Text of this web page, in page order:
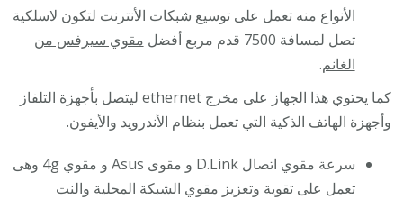
الأنواع منه تعمل على توسيع شبكات الأنترنت لتكون لاسلكية
تصل لمسافة 7500 قدم مربع أفضل
مقوي سيرفس من
الغانم.
كما يحتوي هذا الجهاز على مخرج ethernet ليتصل بأجهزة التلفاز
وأجهزة الهاتف الذكية التي تعمل بنظام الأندرويد والأيفون.
سرعة مقوي اتصال D.Link و مقوى Asus و مقوي 4g وهى
تعمل على تقوية وتعزيز مقوي الشبكة المحلية والنت